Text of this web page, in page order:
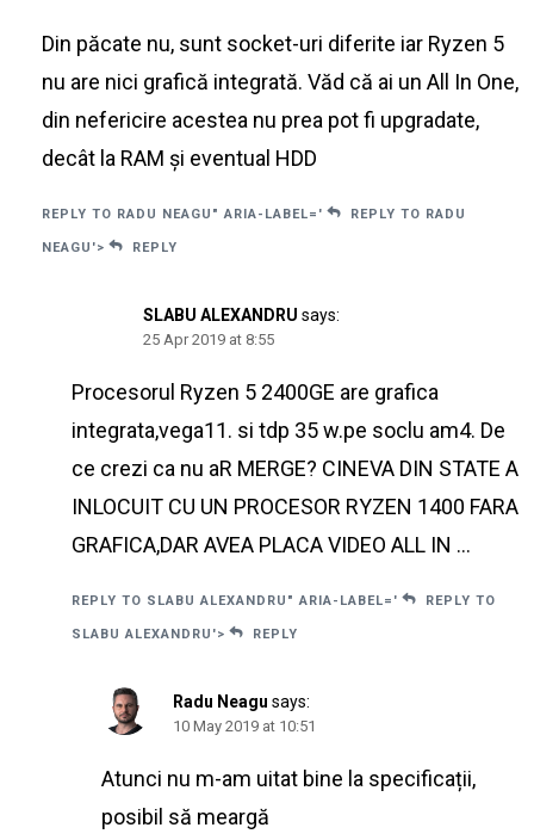
Din păcate nu, sunt socket-uri diferite iar Ryzen 5
nu are nici grafică integrată. Văd că ai un All In One,
din nefericire acestea nu prea pot fi upgradate,
decât la RAM și eventual HDD
REPLY TO RADU NEAGU" ARIA-LABEL=' REPLY TO RADU
NEAGU'> REPLY
SLABU ALEXANDRU says:
25 Apr 2019 at 8:55
Procesorul Ryzen 5 2400GE are grafica
integrata,vega11. si tdp 35 w.pe soclu am4. De
ce crezi ca nu aR MERGE? CINEVA DIN STATE A
INLOCUIT CU UN PROCESOR RYZEN 1400 FARA
GRAFICA,DAR AVEA PLACA VIDEO ALL IN …
REPLY TO SLABU ALEXANDRU" ARIA-LABEL=' REPLY TO
SLABU ALEXANDRU'> REPLY
Radu Neagu says:
10 May 2019 at 10:51
Atunci nu m-am uitat bine la specificații,
posibil să meargă